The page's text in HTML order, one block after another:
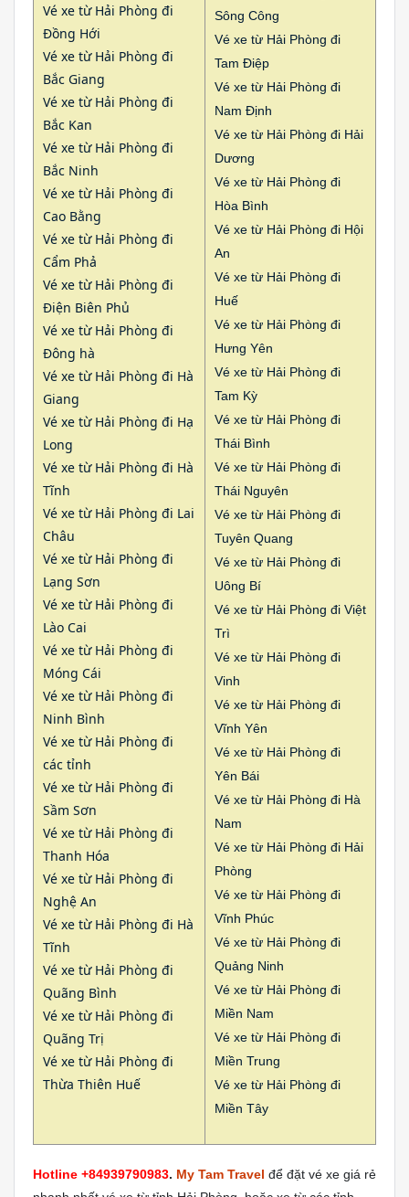
Vé xe từ Hải Phòng đi
Đồng Hới
Vé xe từ Hải Phòng đi
Bắc Giang
Vé xe từ Hải Phòng đi
Bắc Kan
Vé xe từ Hải Phòng đi
Bắc Ninh
Vé xe từ Hải Phòng đi
Cao Bằng
Vé xe từ Hải Phòng đi
Cẩm Phả
Vé xe từ Hải Phòng đi
Điện Biên Phủ
Vé xe từ Hải Phòng đi
Đông hà
Vé xe từ Hải Phòng đi Hà
Giang
Vé xe từ Hải Phòng đi Hạ
Long
Vé xe từ Hải Phòng đi Hà
Tĩnh
Vé xe từ Hải Phòng đi Lai
Châu
Vé xe từ Hải Phòng đi
Lạng Sơn
Vé xe từ Hải Phòng đi
Lào Cai
Vé xe từ Hải Phòng đi
Móng Cái
Vé xe từ Hải Phòng đi
Ninh Bình
Vé xe từ Hải Phòng đi
các tỉnh
Vé xe từ Hải Phòng đi
Sầm Sơn
Vé xe từ Hải Phòng đi
Thanh Hóa
Vé xe từ Hải Phòng đi
Nghệ An
Vé xe từ Hải Phòng đi Hà
Tĩnh
Vé xe từ Hải Phòng đi
Quãng Bình
Vé xe từ Hải Phòng đi
Quãng Trị
Vé xe từ Hải Phòng đi
Thừa Thiên Huế
Sông Công
Vé xe từ Hải Phòng đi
Tam Điệp
Vé xe từ Hải Phòng đi
Nam Định
Vé xe từ Hải Phòng đi Hải
Dương
Vé xe từ Hải Phòng đi
Hòa Bình
Vé xe từ Hải Phòng đi Hội
An
Vé xe từ Hải Phòng đi
Huế
Vé xe từ Hải Phòng đi
Hưng Yên
Vé xe từ Hải Phòng đi
Tam Kỳ
Vé xe từ Hải Phòng đi
Thái Bình
Vé xe từ Hải Phòng đi
Thái Nguyên
Vé xe từ Hải Phòng đi
Tuyên Quang
Vé xe từ Hải Phòng đi
Uông Bí
Vé xe từ Hải Phòng đi Việt
Trì
Vé xe từ Hải Phòng đi
Vinh
Vé xe từ Hải Phòng đi
Vĩnh Yên
Vé xe từ Hải Phòng đi
Yên Bái
Vé xe từ Hải Phòng đi Hà
Nam
Vé xe từ Hải Phòng đi Hải
Phòng
Vé xe từ Hải Phòng đi
Vĩnh Phúc
Vé xe từ Hải Phòng đi
Quảng Ninh
Vé xe từ Hải Phòng đi
Miền Nam
Vé xe từ Hải Phòng đi
Miền Trung
Vé xe từ Hải Phòng đi
Miền Tây
Hotline +84939790983. My Tam Travel để đặt vé xe giá rẻ